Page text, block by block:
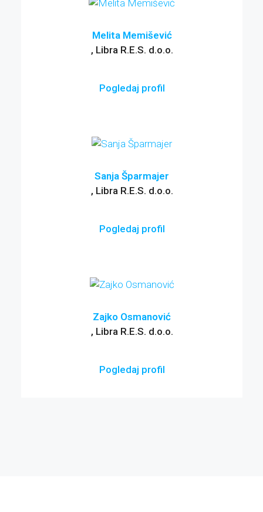
Melita Memišević
, Libra R.E.S. d.o.o.
Pogledaj profil
Sanja Šparmajer
, Libra R.E.S. d.o.o.
Pogledaj profil
Zajko Osmanović
, Libra R.E.S. d.o.o.
Pogledaj profil